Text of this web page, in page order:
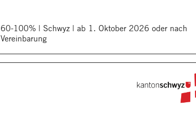
60-100% | Schwyz | ab 1. Oktober 2026 oder nach
Vereinbarung